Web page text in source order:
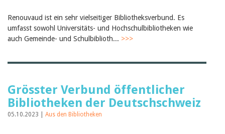
Renouvaud ist ein sehr vielseitiger Bibliotheksverbund. Es
umfasst sowohl Universitäts- und Hochschulbibliotheken wie
auch Gemeinde- und Schulbiblioth... >>>
Grösster Verbund öffentlicher
Bibliotheken der Deutschschweiz
05.10.2023 | Aus den Bibliotheken